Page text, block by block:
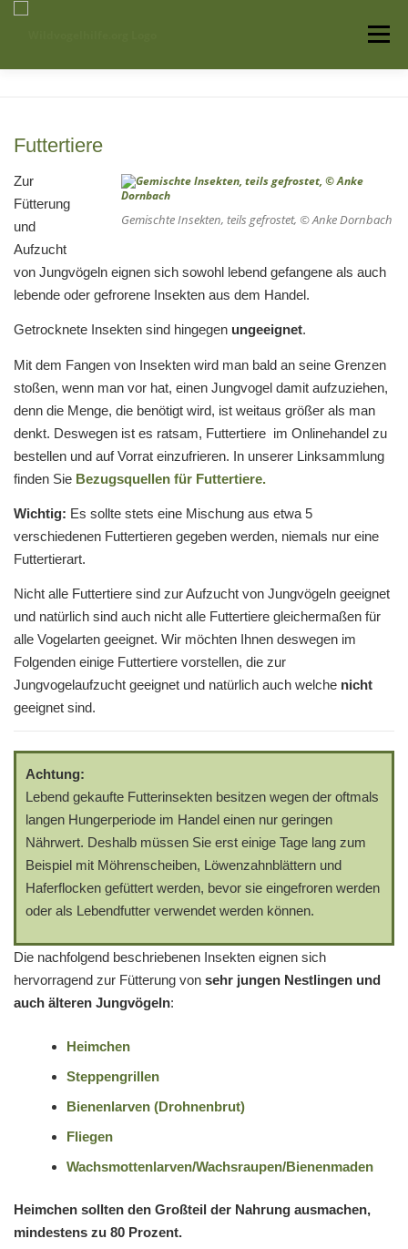
Menü
Auffangstationen
Futtertiere
Gemischte Insekten, teils gefrostet, © Anke Dornbach
Zur
Fütterung
und
Aufzucht
von Jungvögeln eignen sich sowohl lebend gefangene als auch
lebende oder gefrorene Insekten aus dem Handel.
Getrocknete Insekten sind hingegen ungeeignet.
Mit dem Fangen von Insekten wird man bald an seine Grenzen
stoßen, wenn man vor hat, einen Jungvogel damit aufzuziehen,
denn die Menge, die benötigt wird, ist weitaus größer als man
denkt. Deswegen ist es ratsam, Futtertiere im Onlinehandel zu
bestellen und auf Vorrat einzufrieren. In unserer Linksammlung
finden Sie Bezugsquellen für Futtertiere.
Wichtig: Es sollte stets eine Mischung aus etwa 5
verschiedenen Futtertieren gegeben werden, niemals nur eine
Futtertierart.
Nicht alle Futtertiere sind zur Aufzucht von Jungvögeln geeignet
und natürlich sind auch nicht alle Futtertiere gleichermaßen für
alle Vogelarten geeignet. Wir möchten Ihnen deswegen im
Folgenden einige Futtertiere vorstellen, die zur
Jungvogelaufzucht geeignet und natürlich auch welche nicht
geeignet sind.
Achtung:
Lebend gekaufte Futterinsekten besitzen wegen der oftmals
langen Hungerperiode im Handel einen nur geringen
Nährwert. Deshalb müssen Sie erst einige Tage lang zum
Beispiel mit Möhrenscheiben, Löwenzahnblättern und
Haferflocken gefüttert werden, bevor sie eingefroren werden
oder als Lebendfutter verwendet werden können.
Die nachfolgend beschriebenen Insekten eignen sich
hervorragend zur Fütterung von sehr jungen Nestlingen und
auch älteren Jungvögeln:
Heimchen
Steppengrillen
Bienenlarven (Drohnenbrut)
Fliegen
Wachsmottenlarven/Wachsraupen/Bienenmaden
Heimchen sollten den Großteil der Nahrung ausmachen,
mindestens zu 80 Prozent.